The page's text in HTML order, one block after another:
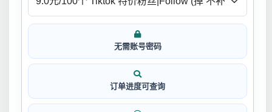
无需账号密码
订单进度可查询